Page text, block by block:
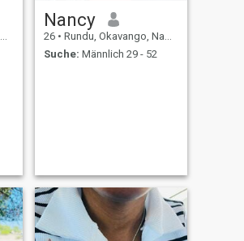
Nancy
26 • Rundu, Okavango, Namibia
Suche: Männlich 29 - 52